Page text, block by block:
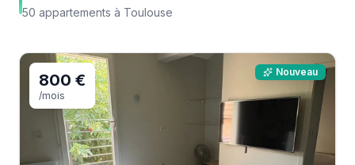
50 appartements à Toulouse
800 €
/mois
Nouveau